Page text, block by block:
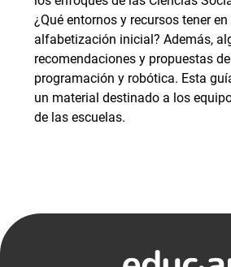
¿Qué entornos y recursos tener
alfabetización inicial? Además,
recomendaciones y propuestas
programación y robótica. Esta
un material destinado a los
de las escuelas.